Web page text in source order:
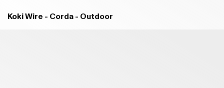
Koki Wire - Corda - Outdoor